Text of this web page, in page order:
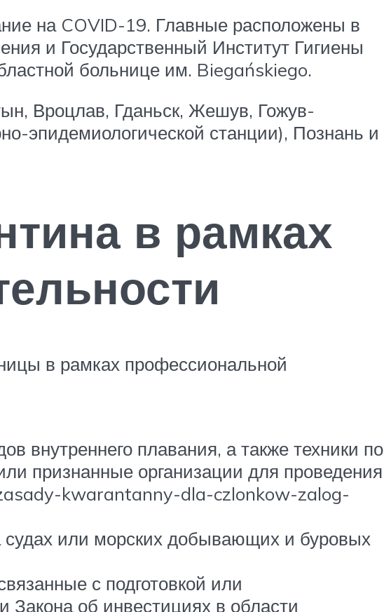
на COVID-19. Главные расположены в
и Государственный Институт Гигиены
больнице им. Biegańskiego.
Вроцлав, Гданьск, Жешув, Гожув-
эпидемиологической станции), Познань и
в рамках
в рамках профессиональной
внутреннего плавания, а также техники по
признанные организации для проведения
kwarantanny-dla-czlonkow-zalog-
или морских добывающих и буровых
с подготовкой или
Закона об инвестициях в области